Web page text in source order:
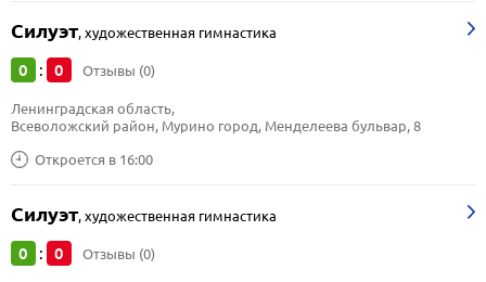
Силуэт,художественная гимнастика
0 : 0 Отзывы (0)
Откроется в 16:00
Ленинградская область,
Всеволожский район, Мурино город, Менделеева бульвар, 8
Силуэт,художественная гимнастика
0 : 0 Отзывы (0)